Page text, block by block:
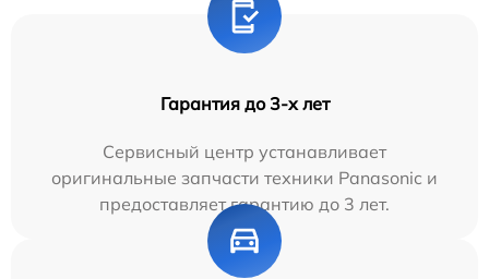
Гарантия до 3-х лет
Сервисный центр устанавливает
оригинальные запчасти техники Panasonic и
предоставляет гарантию до 3 лет.